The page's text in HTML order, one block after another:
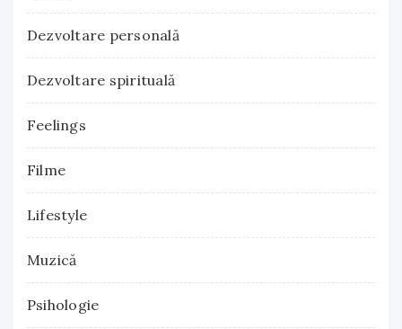
Dezvoltare personală
Dezvoltare spirituală
Feelings
Filme
Lifestyle
Muzică
Psihologie